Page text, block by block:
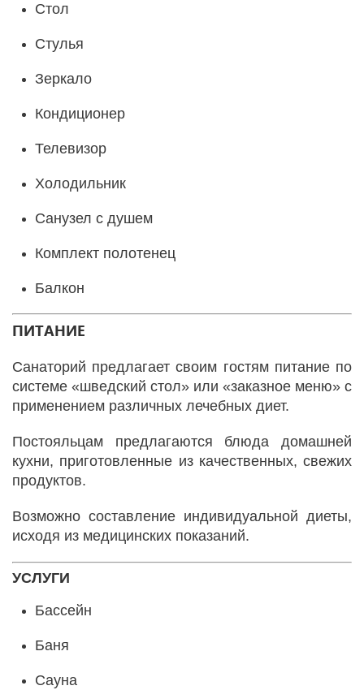
Стол
Стулья
Зеркало
Кондиционер
Телевизор
Холодильник
Санузел с душем
Комплект полотенец
Балкон
ПИТАНИЕ
Санаторий предлагает своим гостям питание по
системе «шведский стол» или «заказное меню» с
применением различных лечебных диет.
Постояльцам предлагаются блюда домашней
кухни, приготовленные из качественных, свежих
продуктов.
Возможно составление индивидуальной диеты,
исходя из медицинских показаний.
УСЛУГИ
Бассейн
Баня
Сауна